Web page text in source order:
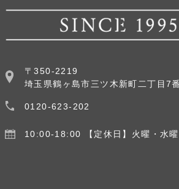
〒350-2219
埼玉県鶴ヶ島市三ツ木新町二丁目7
0120-623-202
10:00-18:00 【定休日】火曜・水